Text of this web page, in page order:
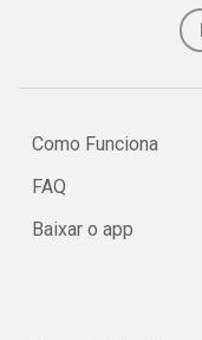
Como Funciona
FAQ
Baixar o app